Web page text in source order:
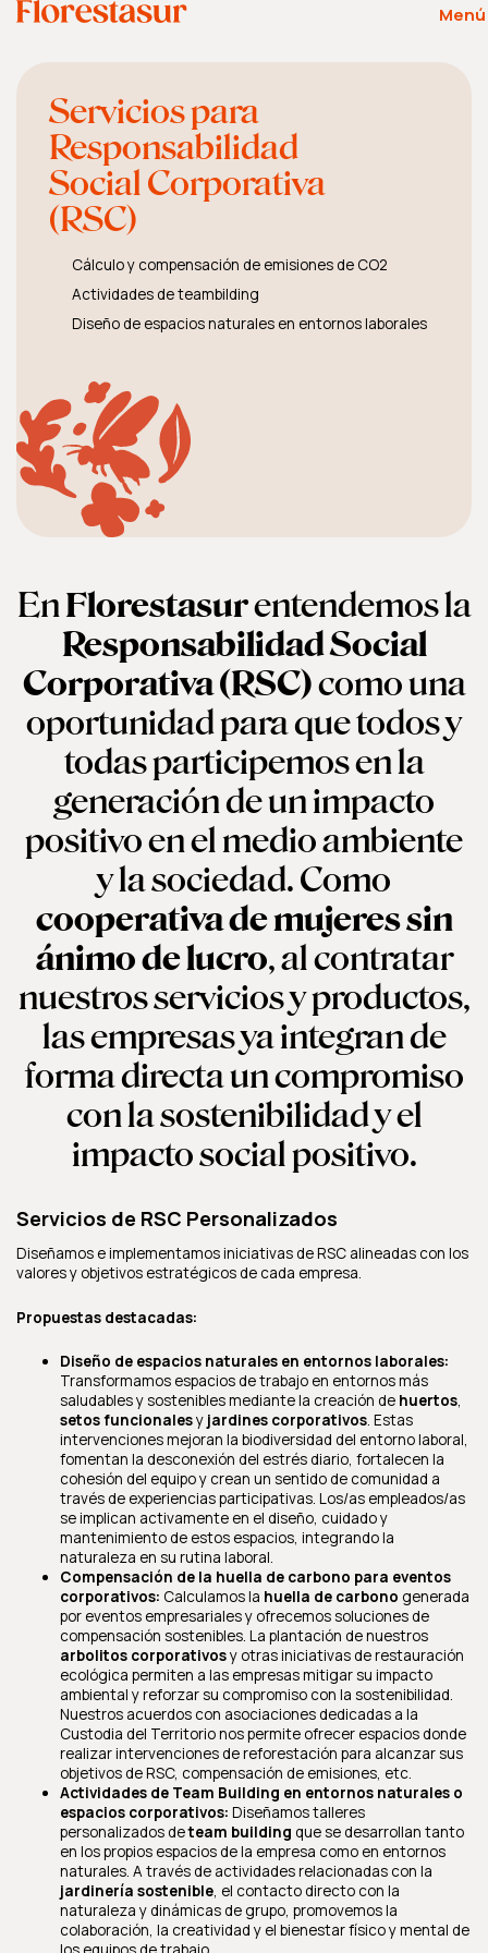
Menú
Servicios para
Responsabilidad
Social Corporativa
(RSC)
Cálculo y compensación de emisiones de CO2
Actividades de teambilding
Diseño de espacios naturales en entornos laborales
EnFlorestasurentendemos la
Responsabilidad Social
Corporativa (RSC)como una
oportunidad para que todos y
todas participemos en la
generación de un impacto
positivo en el medio ambiente
y la sociedad. Como
cooperativa de mujeres sin
ánimo de lucro, al contratar
nuestros servicios y productos,
las empresas ya integran de
forma directa un compromiso
con la sostenibilidad y el
impacto social positivo.
Servicios de RSC Personalizados
Diseñamos e implementamos iniciativas de RSC alineadas con los
valores y objetivos estratégicos de cada empresa.
Propuestas destacadas:
Diseño de espacios naturales en entornos laborales:
Transformamos espacios de trabajo en entornos más
saludables y sostenibles mediante la creación de huertos,
setos funcionalesy jardines corporativos. Estas
intervenciones mejoran la biodiversidad del entorno laboral,
fomentan la desconexión del estrés diario, fortalecen la
cohesión del equipo y crean un sentido de comunidad a
través de experiencias participativas. Los/as empleados/as
se implican activamente en el diseño, cuidado y
mantenimiento de estos espacios, integrando la
naturaleza en su rutina laboral.
Compensación de la huella de carbono para eventos
corporativos: Calculamos la huella de carbono generada
por eventos empresariales y ofrecemos soluciones de
compensación sostenibles. La plantación de nuestros
arbolitos corporativosy otras iniciativas de restauración
ecológica permiten a las empresas mitigar su impacto
ambiental y reforzar su compromiso con la sostenibilidad.
Nuestros acuerdos con asociaciones dedicadas a la
Custodia del Territorio nos permite ofrecer espacios donde
realizar intervenciones de reforestación para alcanzar sus
objetivos de RSC, compensación de emisiones, etc.
Actividades de Team Building en entornos naturales o
espacios corporativos: Diseñamos talleres
personalizados deteam building que se desarrollan tanto
en los propios espacios de la empresa como en entornos
naturales. A través de actividades relacionadas con la
jardinería sostenible, el contacto directo con la
naturaleza y dinámicas de grupo, promovemos la
colaboración, la creatividad y el bienestar físico y mental de